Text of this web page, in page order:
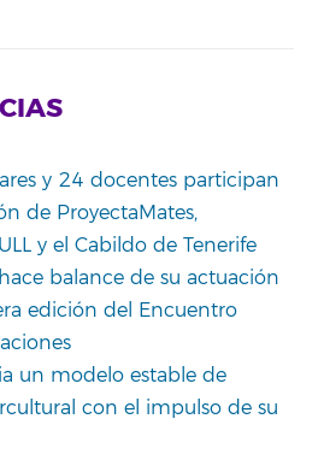
y 24 docentes participan
de ProyectaMates,
y el Cabildo de Tenerife
balance de su actuación
edición del Encuentro
un modelo estable de
con el impulso de su